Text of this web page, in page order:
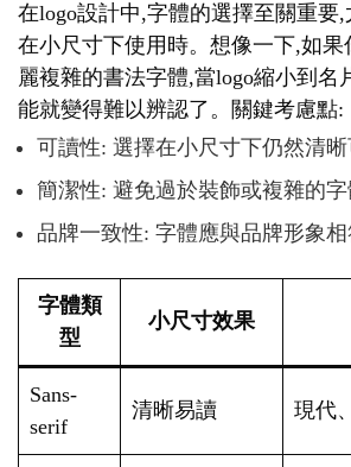
在logo設計中,字體的選擇至關重要
在小尺寸下使用時。想像一下,如
麗複雜的書法字體,當logo縮小到名
能就變得難以辨認了。關鍵考慮點:
可讀性: 選擇在小尺寸下仍然清晰
簡潔性: 避免過於裝飾或複雜的字
品牌一致性: 字體應與品牌形象相
字體類
型
小尺寸效果
Sans-
serif
清晰易讀 現代